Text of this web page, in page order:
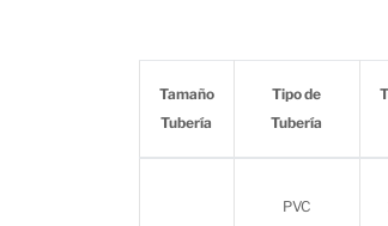
Tamaño
Tubería
Tipo de
Tubería
PVC